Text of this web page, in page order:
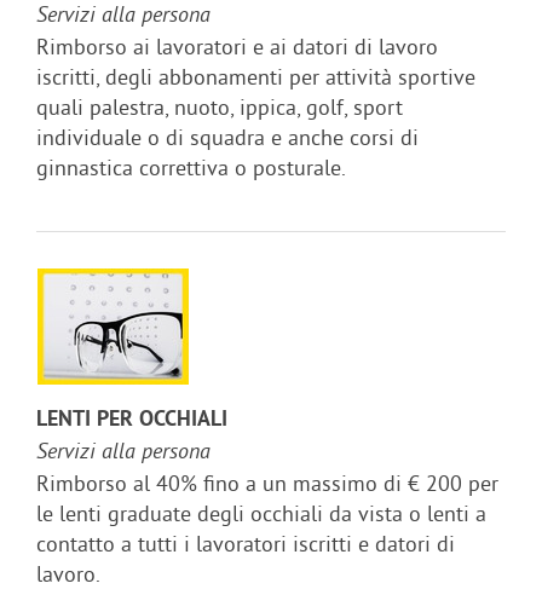
Servizi alla persona
Rimborso ai lavoratori e ai datori di lavoro
iscritti, degli abbonamenti per attività sportive
quali palestra, nuoto, ippica, golf, sport
individuale o di squadra e anche corsi di
ginnastica correttiva o posturale.
LENTI PER OCCHIALI
Servizi alla persona
Rimborso al 40% fino a un massimo di € 200 per
le lenti graduate degli occhiali da vista o lenti a
contatto a tutti i lavoratori iscritti e datori di
lavoro.